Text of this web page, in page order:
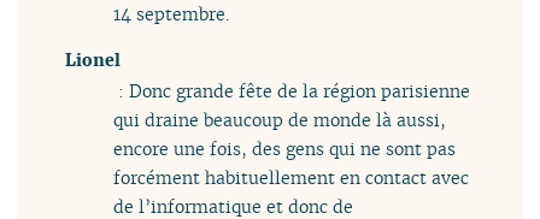
14 septembre.
Lionel
: Donc grande fête de la région parisienne
qui draine beaucoup de monde là aussi,
encore une fois, des gens qui ne sont pas
forcément habituellement en contact avec
de l’informatique et donc de